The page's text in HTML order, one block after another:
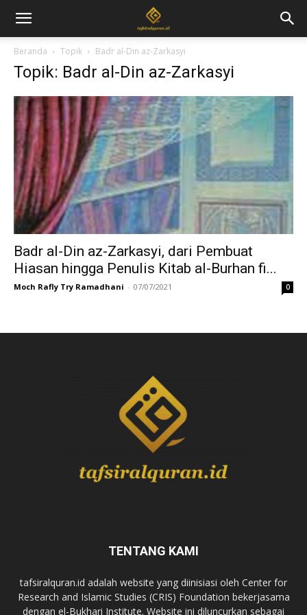
Beranda Topik Badr al-Din az-Zarkasyi
Topik: Badr al-Din az-Zarkasyi
Badr al-Din az-Zarkasyi, dari Pembuat
Hiasan hingga Penulis Kitab al-Burhan fi...
Moch Rafly Try Ramadhani - 07/07/2021 0
TENTANG KAMI
tafsiralquran.id adalah website yang diinisiasi oleh Center for
Research and Islamic Studies (CRIS) Foundation bekerjasama
dengan el-Bukhari Institute. Website ini diluncurkan sebagai